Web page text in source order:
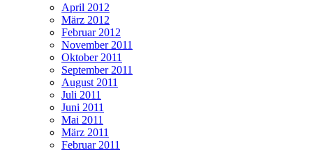
April 2012
März 2012
Februar 2012
November 2011
Oktober 2011
September 2011
August 2011
Juli 2011
Juni 2011
Mai 2011
März 2011
Februar 2011